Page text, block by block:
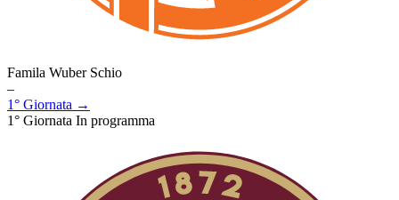
Famila Wuber Schio
–
1° Giornata →
1° Giornata In programma